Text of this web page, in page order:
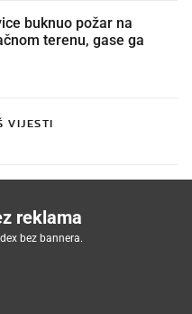
buknuo požar na
terenu, gase ga
VIJESTI
reklama
bez bannera.